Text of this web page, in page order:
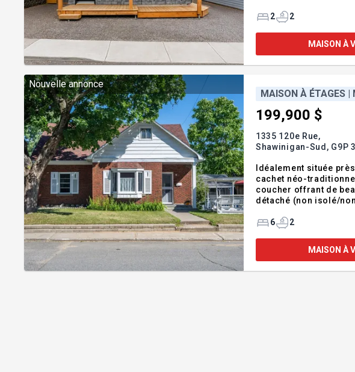
loisirs, hôpital et p
2 2
MAISON À
Nouvelle annonce
MAISON À ÉTAGES |
199,900 $
1335 120e Rue,
Shawinigan-Sud, G9P
Idéalement située
cachet néo-
coucher offrant de beaux volumes
détaché (non isolé/
d'un quartier pratiqu
6 2
MAISON À